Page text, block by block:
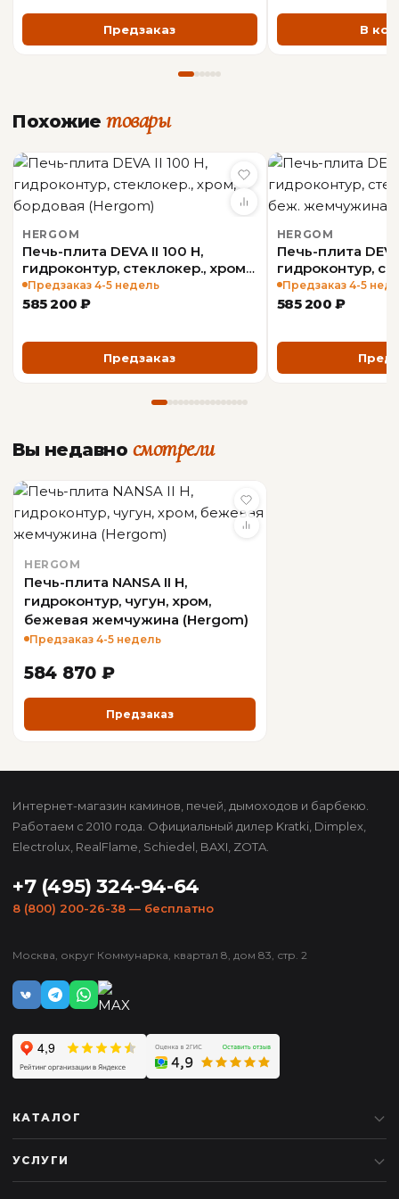
гарантия на печи и камины до 5 лет согласно
Предзаказ В
Похожие товары
HERGOM
Печь-плита DEVA II 100 H,
гидроконтур, стеклокер., хром,
бордовая (Hergom)
Предзаказ 4-5 недель
585 200 ₽
Предзаказ
HERGOM
Печь-плита
гидроконтур,
беж.
Предзаказ 4-5
585 200 ₽
Вы недавно смотрели
HERGOM
Печь-плита NANSA II H,
гидроконтур, чугун, хром,
бежевая жемчужина (Hergom)
Предзаказ 4-5 недель
584 870 ₽
Предзаказ
Интернет-магазин каминов, печей, дымоходов и барбекю.
Работаем с 2010 года. Официальный дилер Kratki, Dimplex,
Electrolux, RealFlame, Schiedel, BAXI, ZOTA.
+7 (495) 324-94-64
8 (800) 200-26-38 — бесплатно
Москва, округ Коммунарка, квартал 8, дом 83, стр. 2
КАТАЛОГ
УСЛУГИ